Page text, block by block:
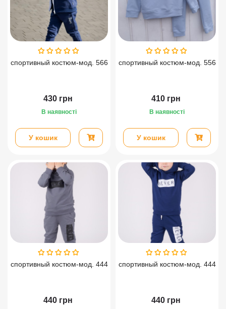
спортивный костюм-мод. 566
430 грн
В наявності
У кошик
спортивный костюм-мод. 556
410 грн
В наявності
У кошик
спортивный костюм-мод. 444
440 грн
спортивный костюм-мод. 444
440 грн